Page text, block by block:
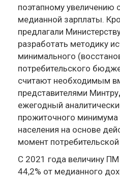
поэтапному
медианной зарплаты.
предлагали
разработать методику
минимального
потребительского
считают необходимым
представителями
ежегодный
прожиточного минимума
населения на основе
момент
С 2021 года величину ПМ
44,2% от медианного